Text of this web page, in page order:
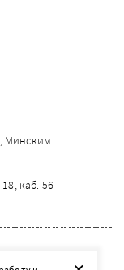
Минским
каб. 56